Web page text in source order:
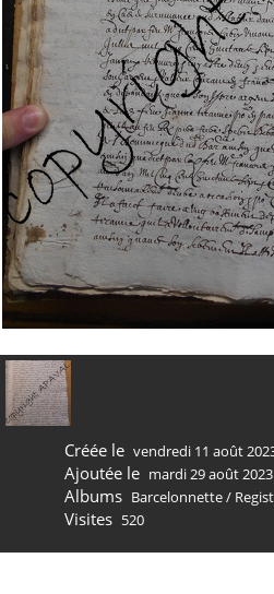
Créée le vendredi 11 août
Ajoutée le mardi 29 août 2023
Albums Barcelonnette/
Visites 520